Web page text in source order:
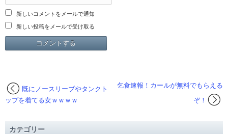
新しいコメントをメールで通知
新しい投稿をメールで受け取る
乞食速報！カールが無料でもらえる
ぞ！
既にノースリーブやタンクト
ップを着てる女ｗｗｗｗ
カテゴリー